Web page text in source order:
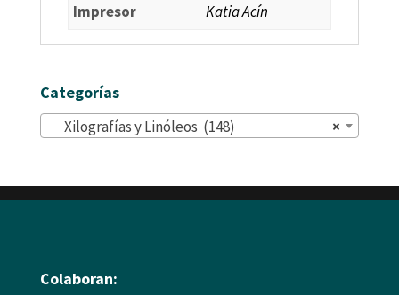
Impresor
Katia Acín
Categorías
×
Xilografías y Linóleos (148)
Colaboran: